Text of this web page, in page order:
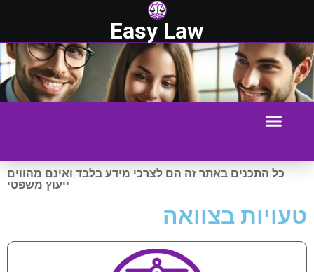
Easy Law
כל התכנים באתר זה הם לצרכי מידע בלבד ואינם מהווים
ייעוץ משפטי
טעויות בצוואה